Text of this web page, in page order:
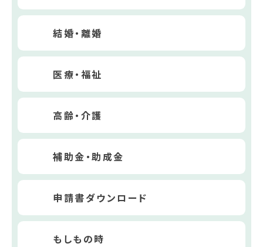
結婚・離婚
医療・福祉
高齢・介護
補助金・助成金
申請書ダウンロード
もしもの時